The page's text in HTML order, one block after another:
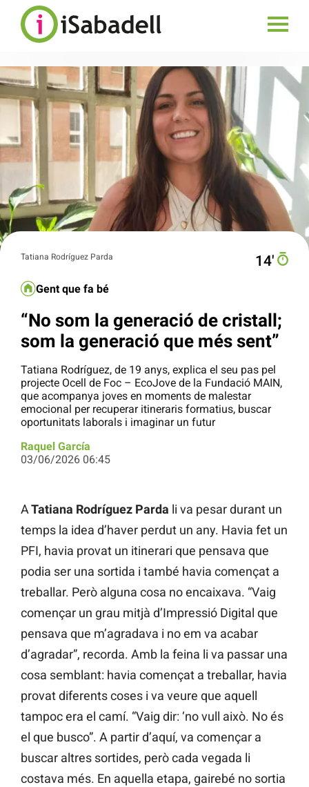
Tatiana Rodríguez Parda 14′
Gent que fa bé
“No som la generació de cristall;
som la generació que més sent”
Tatiana Rodríguez, de 19 anys, explica el seu pas pel
projecte Ocell de Foc – EcoJove de la Fundació MAIN,
que acompanya joves en moments de malestar
emocional per recuperar itineraris formatius, buscar
oportunitats laborals i imaginar un futur
Raquel García
03/06/2026 06:45
ATatiana Rodríguez Parda li va pesar durant un
temps la idea d’haver perdut un any. Havia fet un
PFI, havia provat un itinerari que pensava que
podia ser una sortida i també havia començat a
treballar. Però alguna cosa no encaixava. “Vaig
començar un grau mitjà d’Impressió Digital que
pensava que m’agradava i no em va acabar
d’agradar”, recorda. Amb la feina li va passar una
cosa semblant: havia començat a treballar, havia
provat diferents coses i va veure que aquell
tampoc era el camí. “Vaig dir: ‘no vull això. No és
el que busco”. A partir d’aquí, va començar a
buscar altres sortides, però cada vegada li
costava més. En aquella etapa, gairebé no sortia